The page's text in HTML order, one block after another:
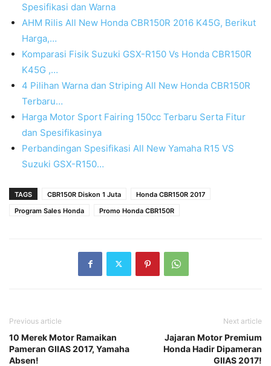
Spesifikasi dan Warna
AHM Rilis All New Honda CBR150R 2016 K45G, Berikut
Harga,…
Komparasi Fisik Suzuki GSX-R150 Vs Honda CBR150R
K45G ,…
4 Pilihan Warna dan Striping All New Honda CBR150R
Terbaru…
Harga Motor Sport Fairing 150cc Terbaru Serta Fitur
dan Spesifikasinya
Perbandingan Spesifikasi All New Yamaha R15 VS
Suzuki GSX-R150…
TAGS CBR150R Diskon 1 Juta
Honda CBR150R 2017
Program Sales Honda
Promo Honda CBR150R
Previous article
10 Merek Motor Ramaikan
Pameran GIIAS 2017, Yamaha
Absen!
Next article
Jajaran Motor Premium
Honda Hadir Dipameran
GIIAS 2017!